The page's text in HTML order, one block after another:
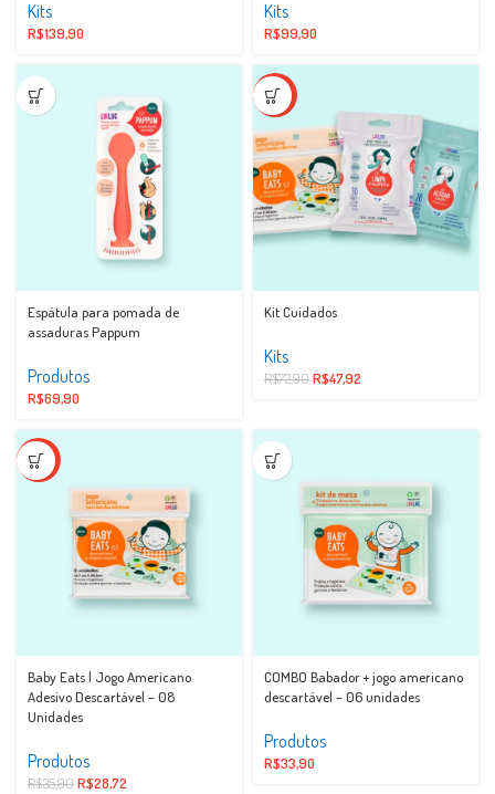
Kits
R$139,90
Kits
R$99,90
Espátula para pomada de
assaduras Pappum
Produtos
R$69,90
-34%
Kit Cuidados
Kits
R$72,90R$47,92
-20%
Baby Eats | Jogo Americano
Adesivo Descartável – 08
Unidades
Produtos
R$35,90R$28,72
COMBO Babador + jogo americano
descartável – 06 unidades
Produtos
R$33,90